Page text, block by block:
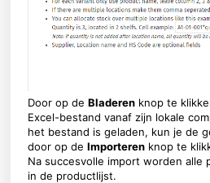
Door op de Bladeren knop te
Excel-bestand vanaf zijn lokale
het bestand is geladen, kun je de
door op de Importeren knop te
Na succesvolle import worden alle
in de productlijst.